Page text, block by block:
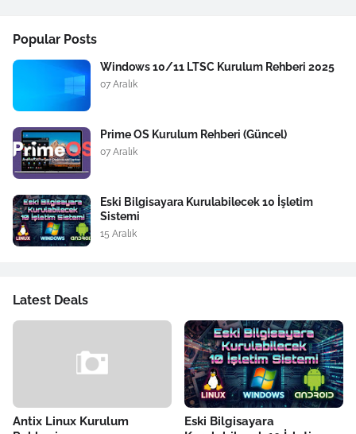
Popular Posts
Windows 10/11 LTSC Kurulum Rehberi 2025
07 Aralık
Prime OS Kurulum Rehberi (Güncel)
07 Aralık
Eski Bilgisayara Kurulabilecek 10 İşletim
Sistemi
15 Aralık
Latest Deals
Antix Linux Kurulum
Eski Bilgisayara